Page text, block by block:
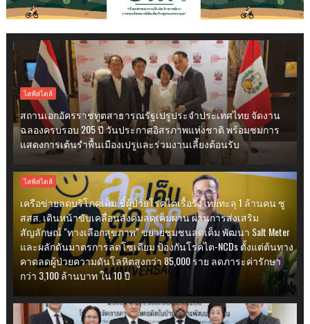
ไลฟ์สไตล์
สถานเอกอัครราชทูตสาธารณรัฐเปรูประจำประเทศไทย จัดงาน
ฉลองครบรอบ 205 ปี วันประกาศอิสรภาพแห่งชาติ พร้อมชมการ
แสดงการเต้นรำพื้นเมืองเปรูและร่วมงานเลี้ยงต้อนรับ
ไลฟ์สไตล์
เครือข่ายลดบริโภคเค็ม ชี้ผู้ป่วยโรคไตเรื้อรังไทยทะลุ 1 ล้านคน ชู
สสส. เดินหน้าขับเคลื่อนสังคมลดเค็มผ่าน ผ่านการส่งเสริม
สัญลักษณ์ "ทางเลือกสุขภาพ" ขยายชุมชนลดเค็ม พัฒนา Salt Meter
และผลักดันมาตรการลดโซเดียม ป้องกันโรคไต-NCDs ตั้งแต่ต้นทาง
คาดลดผู้ป่วยความดันโลหิตสูงกว่า 85,000 ราย ลดภาระค่ารักษา
กว่า 3,100 ล้านบาท ใน 10 ปี